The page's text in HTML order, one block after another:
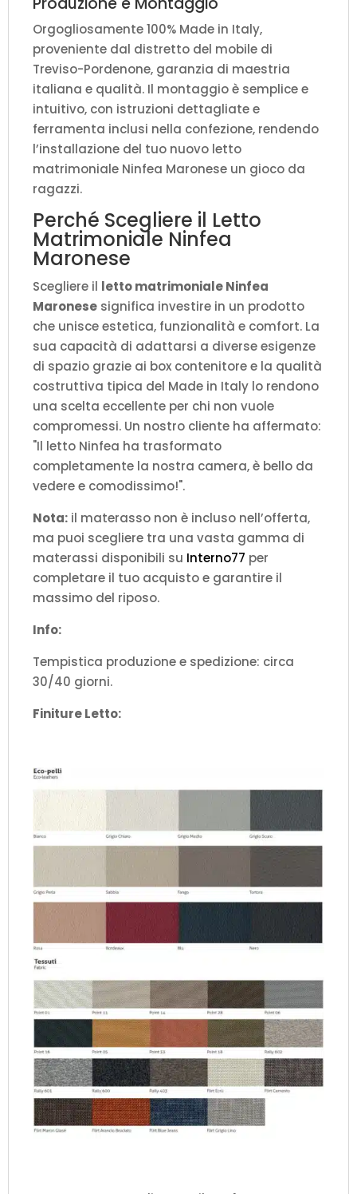
Orgogliosamente 100% Made in Italy,
proveniente dal distretto del mobile di
Treviso-Pordenone, garanzia di maestria
italiana e qualità. Il montaggio è semplice e
intuitivo, con istruzioni dettagliate e
ferramenta inclusi nella confezione, rendendo
l’installazione del tuo nuovo letto
matrimoniale Ninfea Maronese un gioco da
ragazzi.
Perché Scegliere il Letto
Matrimoniale Ninfea
Maronese
Scegliere il letto matrimoniale Ninfea
Maronese significa investire in un prodotto
che unisce estetica, funzionalità e comfort. La
sua capacità di adattarsi a diverse esigenze
di spazio grazie ai box contenitore e la qualità
costruttiva tipica del Made in Italy lo rendono
una scelta eccellente per chi non vuole
compromessi. Un nostro cliente ha affermato:
"Il letto Ninfea ha trasformato
completamente la nostra camera, è bello da
vedere e comodissimo!".
Nota: il materasso non è incluso nell’offerta,
ma puoi scegliere tra una vasta gamma di
materassi disponibili su Interno77 per
completare il tuo acquisto e garantire il
massimo del riposo.
Info:
Tempistica produzione e spedizione: circa
30/40 giorni.
Finiture Letto: